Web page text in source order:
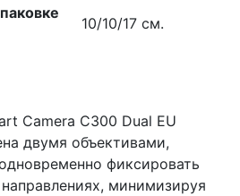
Camera C300 Dual EU
двумя объективами,
фиксировать
минимизируя
10/10/17 см.